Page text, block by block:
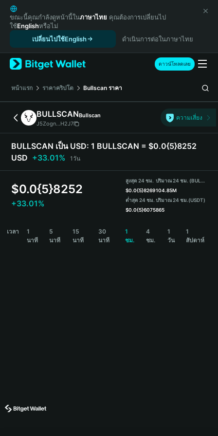
English
日本語
Tiếng Việt
Español (Latinoamérica)
Türkçe
Français
Deutsch
简体中文
繁體中文
Português (Portugal)
Bahasa Indonesia
ภาษาไทย
हिन्दी
Español
Português (Brasil)
ขณะนี้คุณกำลังดูหน้านี้ในภาษาไทย คุณต้องการเปลี่ยนไป
ใช้Englishหรือไม่
เปลี่ยนไปใช้English
ดำเนินการต่อในภาษาไทย
ดาวน์โหลดเลย
หน้าแรก ราคาคริปโต Bullscan ราคา
BULLSCANBullscan
J5Zogn...H2J7
ความเสี่ยง
BULLSCAN เป็น USD: 1 BULLSCAN = $0.0{5}8252
USD +33.01% 1วัน
$0.0{5}8252
+33.01%
สูงสุด 24 ชม.
$0.0{5}8269
ต่ำสุด 24 ชม.
$0.0{5}6075
ปริมาณ 24 ชม. (BULLSCAN)
104.85M
ปริมาณ 24 ชม.(USDT)
865
เวลา
1
นาที
5
นาที
15
นาที
30
นาที
1
ชม.
4
ชม.
1
วัน
1
สัปดาห์